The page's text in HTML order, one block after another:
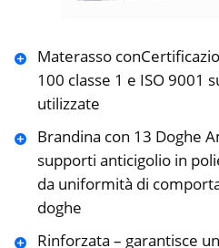
Materasso
100 classe 1 e ISO 9001
utilizzate
Brandina con 13 Doghe
supporti anticigolio in
da uniformità di
doghe
Rinforzata – garantisce